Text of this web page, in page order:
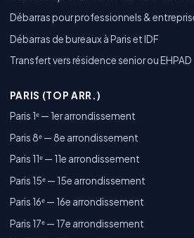
Débarras pour professionnels &
Débarras de bureaux à Paris et IDF
Transfert vers résidence senior ou EHPAD
PARIS (TOP ARR.)
Paris 1ᵉ — 1er arrondissement
Paris 8ᵉ — 8e arrondissement
Paris 11ᵉ — 11e arrondissement
Paris 15ᵉ — 15e arrondissement
Paris 16ᵉ — 16e arrondissement
Paris 17ᵉ — 17e arrondissement